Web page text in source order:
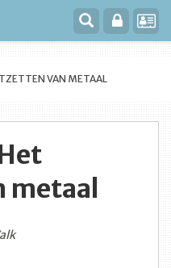
VAN METAAL
metaal